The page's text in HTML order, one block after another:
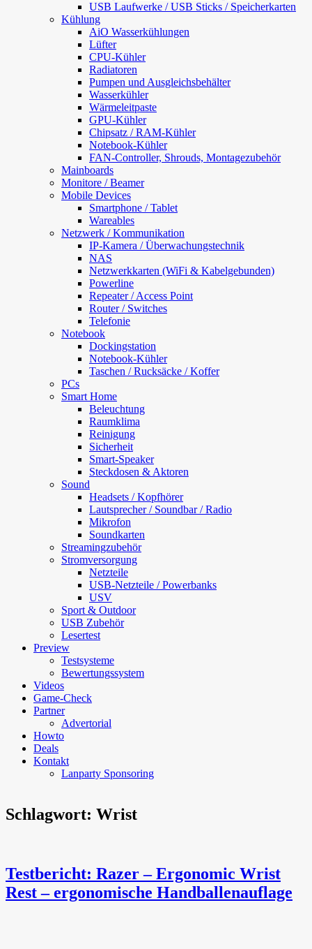
USB Laufwerke / USB Sticks / Speicherkarten
Kühlung
AiO Wasserkühlungen
Lüfter
CPU-Kühler
Radiatoren
Pumpen und Ausgleichsbehälter
Wasserkühler
Wärmeleitpaste
GPU-Kühler
Chipsatz / RAM-Kühler
Notebook-Kühler
FAN-Controller, Shrouds, Montagezubehör
Mainboards
Monitore / Beamer
Mobile Devices
Smartphone / Tablet
Wareables
Netzwerk / Kommunikation
IP-Kamera / Überwachungstechnik
NAS
Netzwerkkarten (WiFi & Kabelgebunden)
Powerline
Repeater / Access Point
Router / Switches
Telefonie
Notebook
Dockingstation
Notebook-Kühler
Taschen / Rucksäcke / Koffer
PCs
Smart Home
Beleuchtung
Raumklima
Reinigung
Sicherheit
Smart-Speaker
Steckdosen & Aktoren
Sound
Headsets / Kopfhörer
Lautsprecher / Soundbar / Radio
Mikrofon
Soundkarten
Streamingzubehör
Stromversorgung
Netzteile
USB-Netzteile / Powerbanks
USV
Sport & Outdoor
USB Zubehör
Lesertest
Preview
Testsysteme
Bewertungssystem
Videos
Game-Check
Partner
Advertorial
Howto
Deals
Kontakt
Lanparty Sponsoring
Schlagwort: Wrist
Testbericht: Razer – Ergonomic Wrist
Rest – ergonomische Handballenauflage